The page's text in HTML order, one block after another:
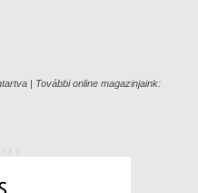
| További online magazinjaink: